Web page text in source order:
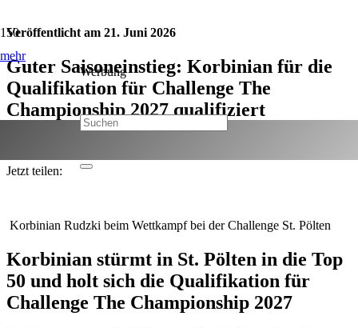
mehr
Werbung
Veröffentlicht am 21. Juni 2026
Guter Saisoneinstieg: Korbinian für die
Qualifikation für Challenge The
Championship 2027 qualifiziert
Jetzt teilen:
Korbinian Rudzki beim Wettkampf bei der Challenge St. Pölten
Korbinian stürmt in St. Pölten in die Top
50 und holt sich die Qualifikation für
Challenge The Championship 2027